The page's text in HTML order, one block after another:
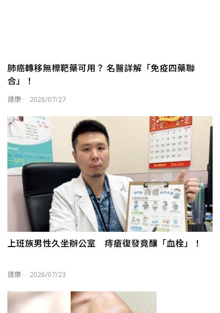
肺癌轉移無標靶藥可用？ 名醫詳解「免疫四藥聯
合」！
健康 · 2026/07/27
上班族男性久坐辦公室 痔瘡復發竟釀「血栓」！
健康 · 2026/07/23